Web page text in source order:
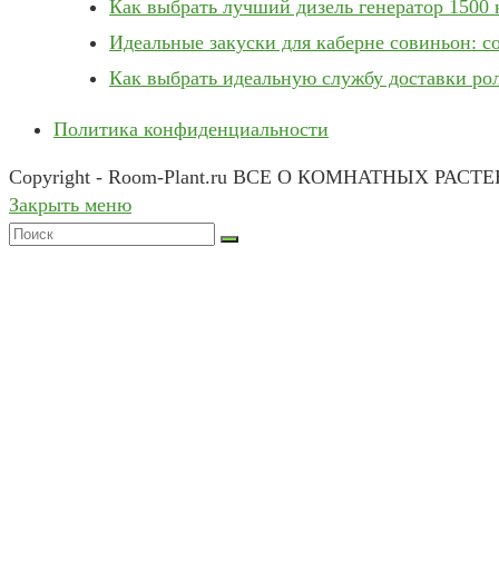
Как выбрать лучший дизель генератор 1500
Идеальные закуски для каберне совиньон:
Как выбрать идеальную службу доставки
Политика конфиденциальности
Copyright - Room-Plant.ru ВСЕ О КОМНАТНЫХ
Закрыть меню